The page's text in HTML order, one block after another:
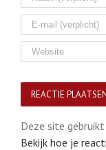
Deze site
Bekijk hoe je